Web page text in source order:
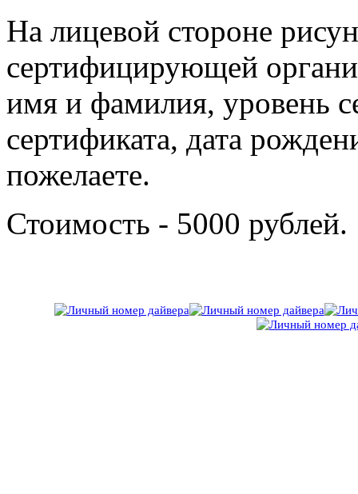
На лицевой стороне
сертифицирующей
имя и фамилия, уровень
сертификата, дата
пожелаете.
Стоимость - 5000 рублей.